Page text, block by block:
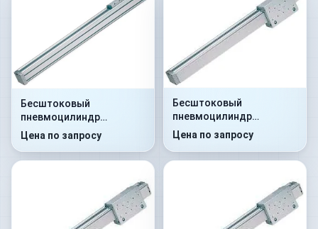
Бесштоковый
пневмоцилиндр
52G2P25A0110
Цена по запросу
Бесштоковый
пневмоцилиндр
52G2C25A0100
Цена по запросу